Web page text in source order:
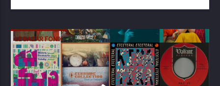
LE BAZAR FONIK